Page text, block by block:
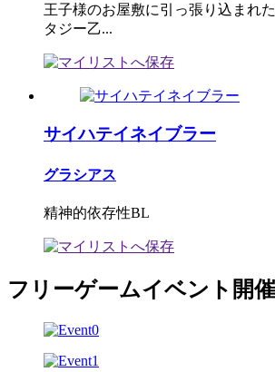
王子様のお屋敷に引っ張り込まれ
タジー乙...
サイハテイネイブラー
グラシアス
精神的依存性BL
フリーゲームイベント開催